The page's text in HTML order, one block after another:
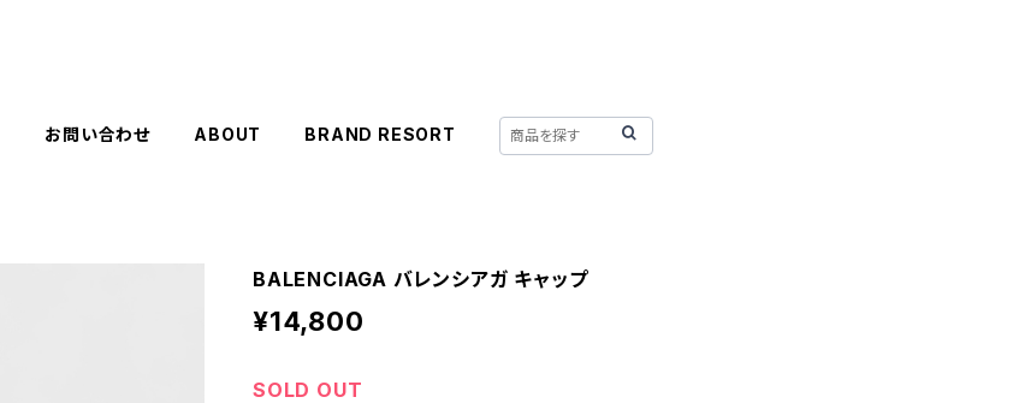
お問い合わせ ABOUT BRAND RESORT
BALENCIAGA バレンシアガ キャップ
¥14,800
SOLD OUT